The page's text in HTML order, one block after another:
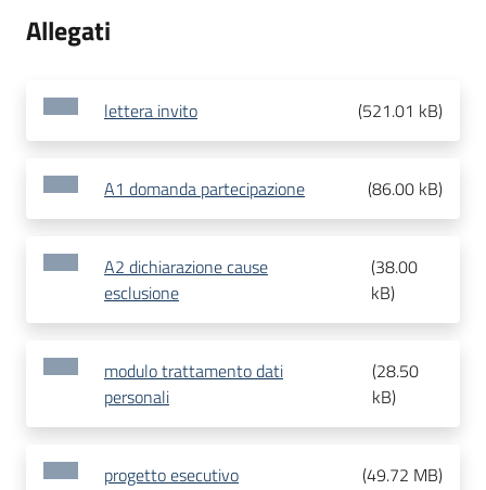
Allegati
lettera invito (521.01 kB)
A1 domanda partecipazione (86.00 kB)
A2 dichiarazione cause
esclusione
(38.00
kB)
modulo trattamento dati
personali
(28.50
kB)
progetto esecutivo (49.72 MB)